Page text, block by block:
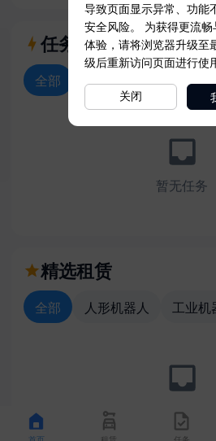
导致页面显示异常、功能
安全风险。 为获得更流畅
体验，请将浏览器升级至
级后重新访问页面进行使
关闭